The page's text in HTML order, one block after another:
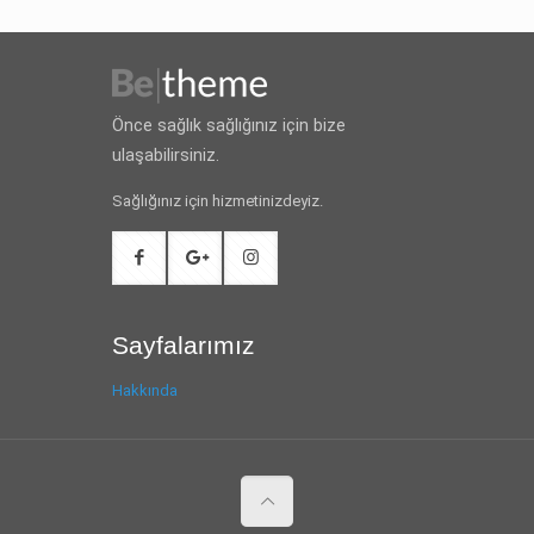
Önce sağlık sağlığınız için bize
ulaşabilirsiniz.
Sağlığınız için hizmetinizdeyiz.
Sayfalarımız
Hakkında